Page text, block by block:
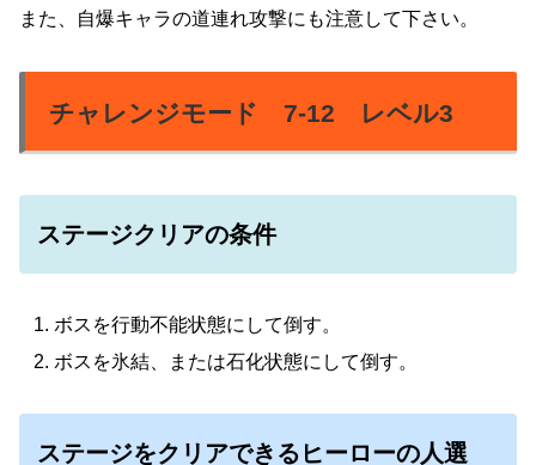
また、自爆キャラの道連れ攻撃にも注意して下さい。
チャレンジモード 7-12 レベル3
ステージクリアの条件
ボスを行動不能状態にして倒す。
ボスを氷結、または石化状態にして倒す。
ステージをクリアできるヒーローの人選